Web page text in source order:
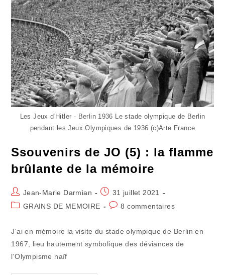
Les Jeux d'Hitler - Berlin 1936 Le stade olympique de Berlin
pendant les Jeux Olympiques de 1936 (c)Arte France
Ssouvenirs de JO (5) : la flamme
brûlante de la mémoire
Auteur/autrice
de
Jean-Marie Darmian
Publication
publiée :
31 juillet 2021
PostGRAINS DE MEMOIRE
Commentaires
publication :
8 commentaires
J'ai en mémoire la visite du stade olympique de Berlin en
1967, lieu hautement symbolique des déviances de
l'Olympisme naïf